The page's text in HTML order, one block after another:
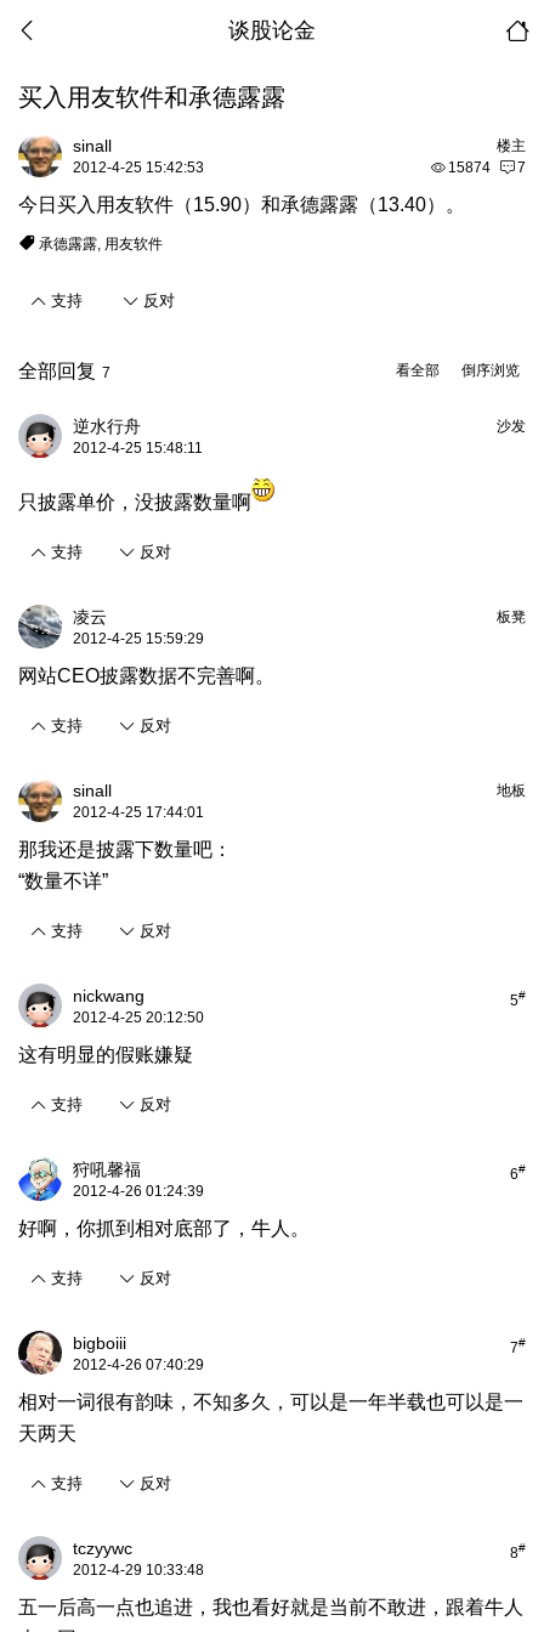
谈股论金
买入用友软件和承德露露
楼主
sinall
15874 7
2012-4-25 15:42:53
今日买入用友软件（15.90）和承德露露（13.40）。
承德露露, 用友软件
支持 反对
倒序浏览
看全部
全部回复 7
沙发
逆水行舟
2012-4-25 15:48:11
只披露单价，没披露数量啊
支持 反对
板凳
凌云
2012-4-25 15:59:29
网站CEO披露数据不完善啊。
支持 反对
地板
sinall
2012-4-25 17:44:01
那我还是披露下数量吧：
“数量不详”
支持 反对
5#
nickwang
2012-4-25 20:12:50
这有明显的假账嫌疑
支持 反对
6#
狩吼馨福
2012-4-26 01:24:39
好啊，你抓到相对底部了，牛人。
支持 反对
7#
bigboiii
2012-4-26 07:40:29
相对一词很有韵味，不知多久，可以是一年半载也可以是一
天两天
支持 反对
8#
tczyywc
2012-4-29 10:33:48
五一后高一点也追进，我也看好就是当前不敢进，跟着牛人